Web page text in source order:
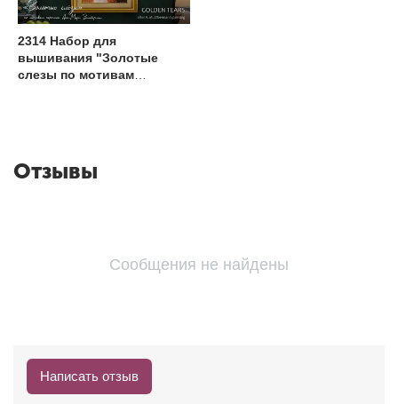
2314 Набор для
вышивания "Золотые
слезы по мотивам
Отзывы
Сообщения не найдены
Написать отзыв